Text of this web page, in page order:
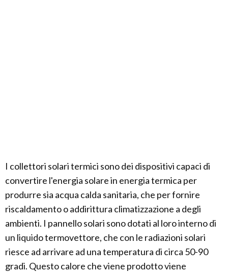
I collettori solari termici sono dei dispositivi capaci di
convertire l'energia solare in energia termica per
produrre sia acqua calda sanitaria, che per fornire
riscaldamento o addirittura climatizzazione a degli
ambienti. I pannello solari sono dotati al loro interno di
un liquido termovettore, che con le radiazioni solari
riesce ad arrivare ad una temperatura di circa 50-90
gradi. Questo calore che viene prodotto viene